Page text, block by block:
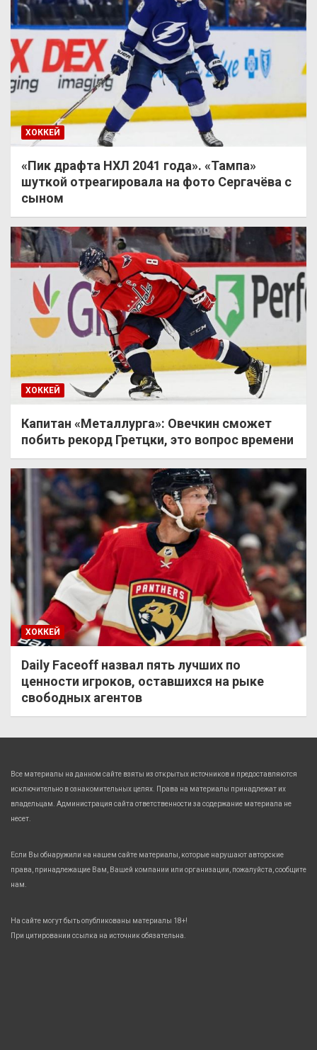
ХОККЕЙ
«Пик драфта НХЛ 2041 года». «Тампа»
шуткой отреагировала на фото Сергачёва с
сыном
ХОККЕЙ
Капитан «Металлурга»: Овечкин сможет
побить рекорд Гретцки, это вопрос времени
ХОККЕЙ
Daily Faceoff назвал пять лучших по
ценности игроков, оставшихся на рыке
свободных агентов
Все материалы на данном сайте взяты из открытых источников и предоставляются
исключительно в ознакомительных целях. Права на материалы принадлежат их
владельцам. Администрация сайта ответственности за содержание материала не
несет.
Если Вы обнаружили на нашем сайте материалы, которые нарушают авторские
права, принадлежащие Вам, Вашей компании или организации, пожалуйста, сообщите
нам.
На сайте могут быть опубликованы материалы 18+!
При цитировании ссылка на источник обязательна.